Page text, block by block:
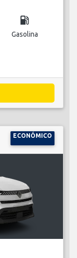
local_gas_station
Gasolina
ECONÓMICO